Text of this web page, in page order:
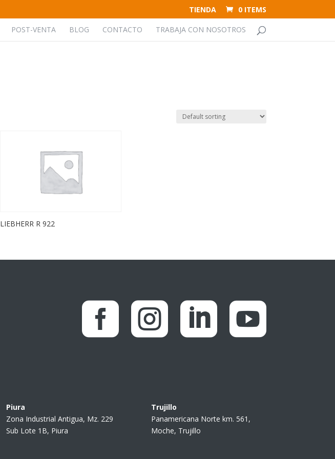
TIENDA 0 ITEMS
POST-VENTA BLOG CONTACTO TRABAJA CON NOSOTROS
LIEBHERR R 922
   
Piura
Zona Industrial Antigua, Mz. 229
Sub Lote 1B, Piura
Trujillo
Panamericana Norte km. 561,
Moche, Trujillo